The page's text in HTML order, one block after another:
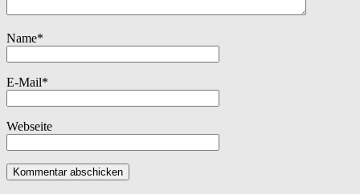
Name*
E-Mail*
Webseite